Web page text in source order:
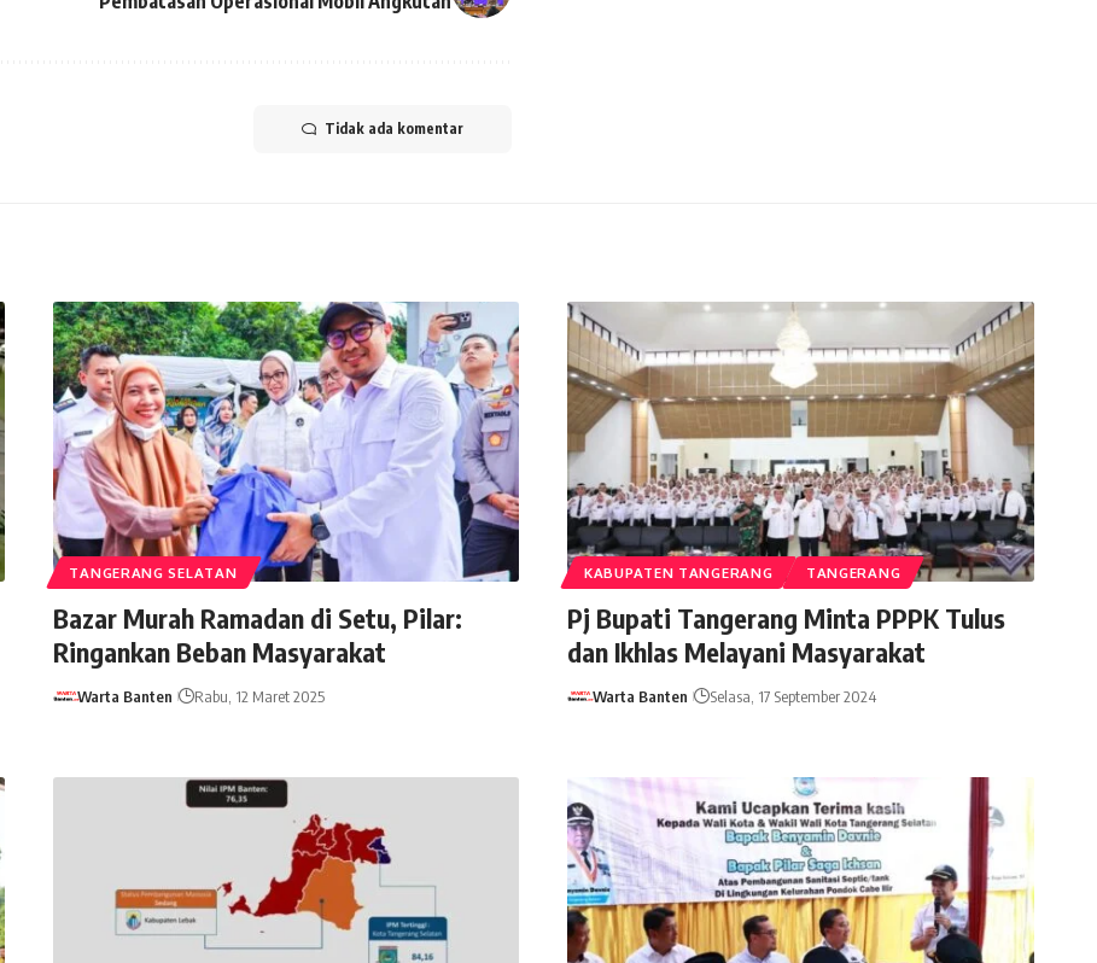
Tidak ada komentar
TANGERANG SELATAN
Bazar Murah Ramadan di Setu, Pilar:
Ringankan Beban Masyarakat
Warta Banten Rabu, 12 Maret 2025
KABUPATEN TANGERANG TANGERANG
Pj Bupati Tangerang Minta PPPK Tulus
dan Ikhlas Melayani Masyarakat
Warta Banten Selasa, 17 September 2024